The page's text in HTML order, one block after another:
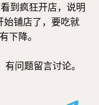
到疯狂开店，说明
始铺店了，要吃就
下降。
问题留言讨论。